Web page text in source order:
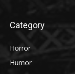
Category
Horror
Humor